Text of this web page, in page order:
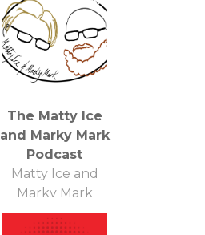
The Matty Ice
and Marky Mark
Podcast
Matty Ice and
Marky Mark